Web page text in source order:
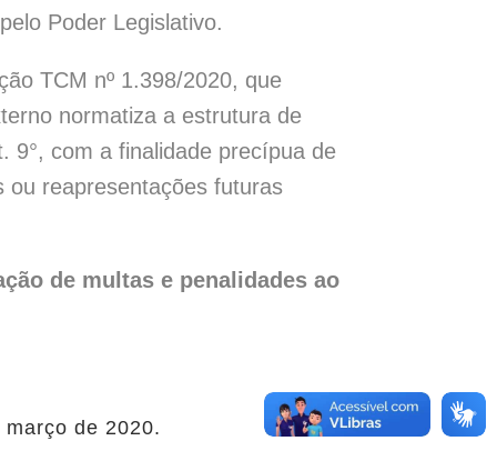
Poder Legislativo.
TCM nº 1.398/2020, que
normatiza a estrutura de
9°, com a finalidade precípua de
ou reapresentações futuras
de multas e penalidades ao
de 2020.